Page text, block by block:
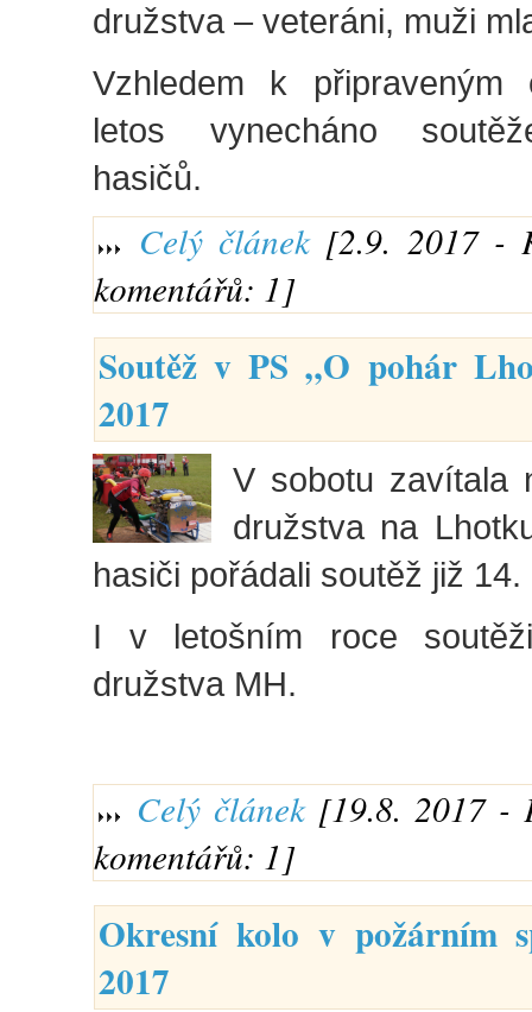
družstva – veteráni, muži
Vzhledem k připraveným
letos vynecháno
hasičů.
Celý článek[2.9. 2017 -
komentářů: 1]
Soutěž v PS „O pohár
2017
V sobotu zavítala
družstva na
hasiči pořádali soutěž již
I v letošním roce
družstva MH.
Celý článek[19.8. 2017 -
komentářů: 1]
Okresní kolo v požárním
2017